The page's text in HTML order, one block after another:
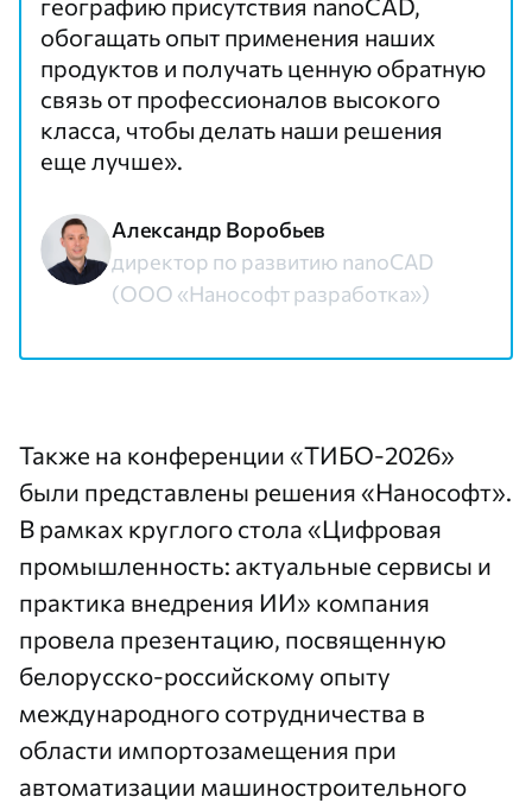
географию присутствия nanoCAD,
обогащать опыт применения наших
продуктов и получать ценную обратную
связь от профессионалов высокого
класса, чтобы делать наши решения
еще лучше».
Александр Воробьев
директор по развитию nanoCAD
(ООО «Нанософт разработка»)
Также на конференции «ТИБО-2026»
были представлены решения «Нанософт».
В рамках круглого стола «Цифровая
промышленность: актуальные сервисы и
практика внедрения ИИ» компания
провела презентацию, посвященную
белорусско-российскому опыту
международного сотрудничества в
области импортозамещения при
автоматизации машиностроительного